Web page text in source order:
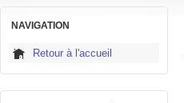
NAVIGATION
Retour à l'accueil